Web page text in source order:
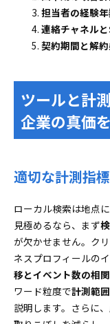
担当者の経験
連絡チャネル
契約期間と解
ツールと計
企業の真価
適切な計測指
ローカル検索は地点
見極めるなら、まず
が欠かせません。ク
ネスプロフィールの
移とイベント数の相関
ワード粒度で計測範
説明します。さらに